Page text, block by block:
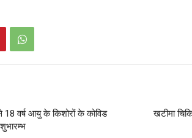
18 वर्ष आयु के किशोरों के कोविड
खटीमा